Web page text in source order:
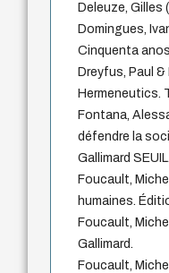
Deleuze, Gilles
Domingues,
Cinquenta
Dreyfus, Paul
Hermeneutics.
Fontana,
défendre la
Gallimard SEUIL.
Foucault,
humaines.
Foucault,
Gallimard.
Foucault,